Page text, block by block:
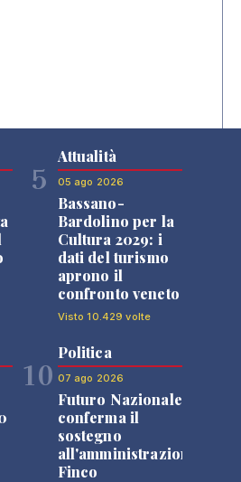
5
Attualità
05 ago 2026
Bassano-
Bardolino per la
Cultura 2029: i
dati del turismo
aprono il
confronto veneto
Visto 10.429 volte
10
Politica
07 ago 2026
Futuro Nazionale
conferma il
sostegno
all'amministrazione
Finco